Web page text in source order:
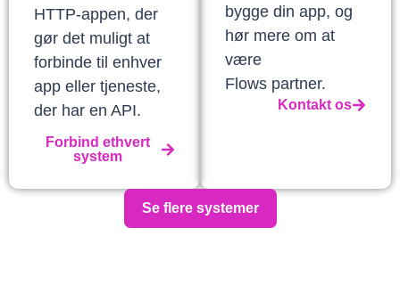
HTTP-appen, der
gør det muligt at
forbinde til enhver
app eller tjeneste,
der har en API.
Forbind ethvert
system
bygge din app, og
hør mere om at
være
Flows partner.
Kontakt os
Se flere systemer